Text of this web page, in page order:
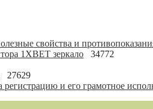
свойства и
1XBET зеркало
34772
27629
регистрацию и его грамотное